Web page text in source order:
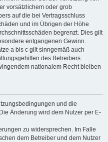
vorsätzlichem oder grob
auf die bei Vertragsschluss
und im Übrigen der Höhe
begrenzt. Dies gilt
entgangenen Gewinn.
a bis c gilt sinngemäß auch
des Betreibers.
nationalem Recht bleiben
und die
Änderung wird dem Nutzer per E-
zu widersprechen. Im Falle
dem Betreiber und dem Nutzer